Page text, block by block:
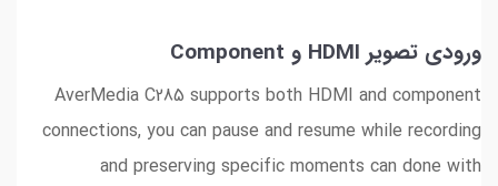
ورودی تصویر HDMI و Component
AverMedia C285 supports both HDMI and component
connections, you can pause and resume while recording
and preserving specific moments can done with